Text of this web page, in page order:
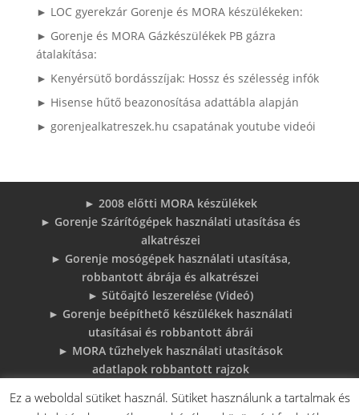
► LOC gyerekzár Gorenje és MORA készülékeken:
► Gorenje és MORA Gázkészülékek PB gázra
átalakítása:
► Kenyérsütő bordásszíjak: Hossz és szélesség infók
► Hisense hűtő beazonosítása adattábla alapján
► gorenjealkatreszek.hu csapatának youtube videói
► 2008 előtti MORA készülékek
► Gorenje Szárítógépek használati utasítása és
alkatrészei
► Gorenje mosógépek használati utasítása,
robbantott ábrája és alkatrészei
► Sütőajtó leszerelése (Videó)
► Gorenje beépíthető készülékek használati
utasításai és robbantott ábrái
► MORA tűzhelyek használati utasítások
adatlapok robbantott rajzok
megoldások
Ez a weboldal sütiket használ. Sütiket használunk a tartalmak és